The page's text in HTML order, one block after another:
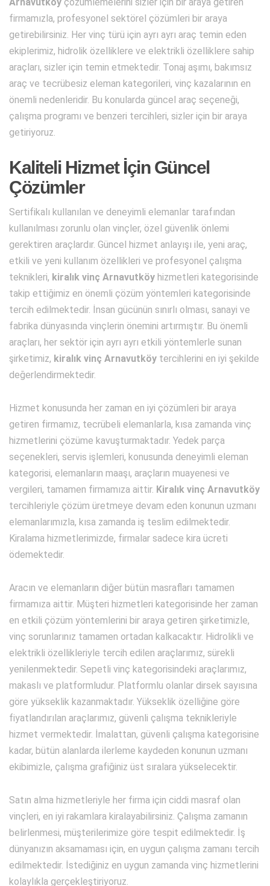
firmamızla, profesyonel sektörel çözümleri bir araya
getirebilirsiniz. Her vinç türü için ayrı ayrı araç temin eden
ekiplerimiz, hidrolik özelliklere ve elektrikli özelliklere sahip
araçları, sizler için temin etmektedir. Tonaj aşımı, bakımsız
araç ve tecrübesiz eleman kategorileri, vinç kazalarının en
önemli nedenleridir. Bu konularda güncel araç seçeneği,
çalışma programı ve benzeri tercihleri, sizler için bir araya
getiriyoruz.
Kaliteli Hizmet İçin Güncel
Çözümler
Sertifikalı kullanılan ve deneyimli elemanlar tarafından
kullanılması zorunlu olan vinçler, özel güvenlik önlemi
gerektiren araçlardır. Güncel hizmet anlayışı ile, yeni araç,
etkili ve yeni kullanım özellikleri ve profesyonel çalışma
teknikleri, kiralık vinç Arnavutköy hizmetleri kategorisinde
takip ettiğimiz en önemli çözüm yöntemleri kategorisinde
tercih edilmektedir. İnsan gücünün sınırlı olması, sanayi ve
fabrika dünyasında vinçlerin önemini artırmıştır. Bu önemli
araçları, her sektör için ayrı ayrı etkili yöntemlerle sunan
şirketimiz, kiralık vinç Arnavutköy tercihlerini en iyi şekilde
değerlendirmektedir.
Hizmet konusunda her zaman en iyi çözümleri bir araya
getiren firmamız, tecrübeli elemanlarla, kısa zamanda vinç
hizmetlerini çözüme kavuşturmaktadır. Yedek parça
seçenekleri, servis işlemleri, konusunda deneyimli eleman
kategorisi, elemanların maaşı, araçların muayenesi ve
vergileri, tamamen firmamıza aittir. Kiralık vinç Arnavutköy
tercihleriyle çözüm üretmeye devam eden konunun uzmanı
elemanlarımızla, kısa zamanda iş teslim edilmektedir.
Kiralama hizmetlerimizde, firmalar sadece kira ücreti
ödemektedir.
Aracın ve elemanların diğer bütün masrafları tamamen
firmamıza aittir. Müşteri hizmetleri kategorisinde her zaman
en etkili çözüm yöntemlerini bir araya getiren şirketimizle,
vinç sorunlarınız tamamen ortadan kalkacaktır. Hidrolikli ve
elektrikli özellikleriyle tercih edilen araçlarımız, sürekli
yenilenmektedir. Sepetli vinç kategorisindeki araçlarımız,
makaslı ve platformludur. Platformlu olanlar dirsek sayısına
göre yükseklik kazanmaktadır. Yükseklik özelliğine göre
fiyatlandırılan araçlarımız, güvenli çalışma teknikleriyle
hizmet vermektedir. İmalattan, güvenli çalışma kategorisine
kadar, bütün alanlarda ilerleme kaydeden konunun uzmanı
ekibimizle, çalışma grafiğiniz üst sıralara yükselecektir.
Satın alma hizmetleriyle her firma için ciddi masraf olan
vinçleri, en iyi rakamlara kiralayabilirsiniz. Çalışma zamanın
belirlenmesi, müşterilerimize göre tespit edilmektedir. İş
dünyanızın aksamaması için, en uygun çalışma zamanı tercih
edilmektedir. İstediğiniz en uygun zamanda vinç hizmetlerini
kolaylıkla gerçekleştiriyoruz.